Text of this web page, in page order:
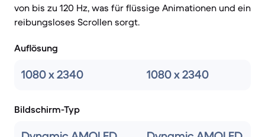
von bis zu 120 Hz, was für flüssige Animationen und ein
reibungsloses Scrollen sorgt.
Auflösung
1080 x 2340 1080 x 2340
Bildschirm-Typ